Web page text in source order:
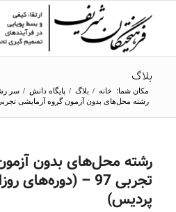
بلاگ
مکان شما: خانه / بلاگ / پایگاه دانش / سر
رشته محل‌های بدون آزمون گروه آزمایشی تجربی 97 – (دوره‌های روزانه، شبانه
رشته محل‌های بدون
تجربی 97 –
پردیس)